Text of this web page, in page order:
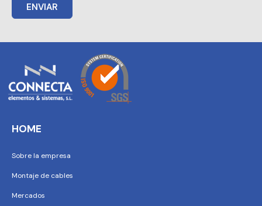
ENVIAR
HOME
Sobre la empresa
Montaje de cables
Mercados